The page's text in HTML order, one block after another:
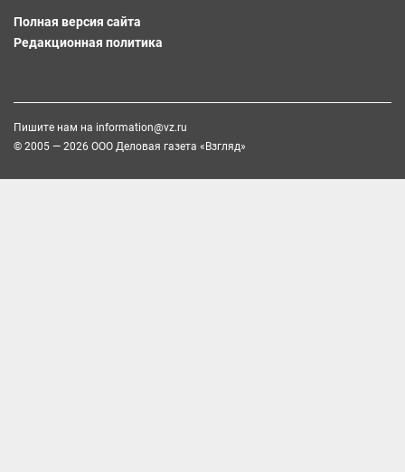
Полная версия сайта
Редакционная политика
Пишите нам на information@vz.ru
© 2005 — 2026 ООО Деловая газета «Взгляд»